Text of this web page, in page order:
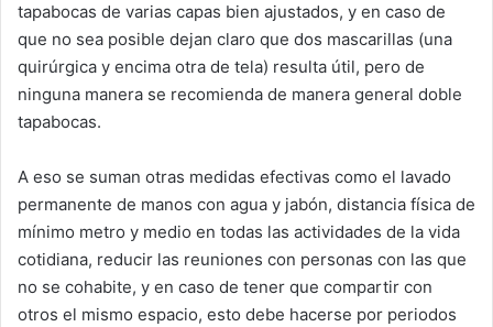
tapabocas de varias capas bien ajustados, y en caso de
que no sea posible dejan claro que dos mascarillas (una
quirúrgica y encima otra de tela) resulta útil, pero de
ninguna manera se recomienda de manera general doble
tapabocas.
A eso se suman otras medidas efectivas como el lavado
permanente de manos con agua y jabón, distancia física de
mínimo metro y medio en todas las actividades de la vida
cotidiana, reducir las reuniones con personas con las que
no se cohabite, y en caso de tener que compartir con
otros el mismo espacio, esto debe hacerse por periodos